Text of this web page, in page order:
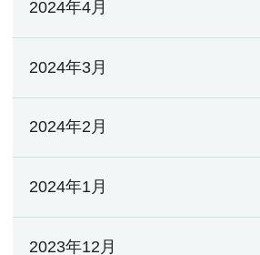
2024年4月
2024年3月
2024年2月
2024年1月
2023年12月